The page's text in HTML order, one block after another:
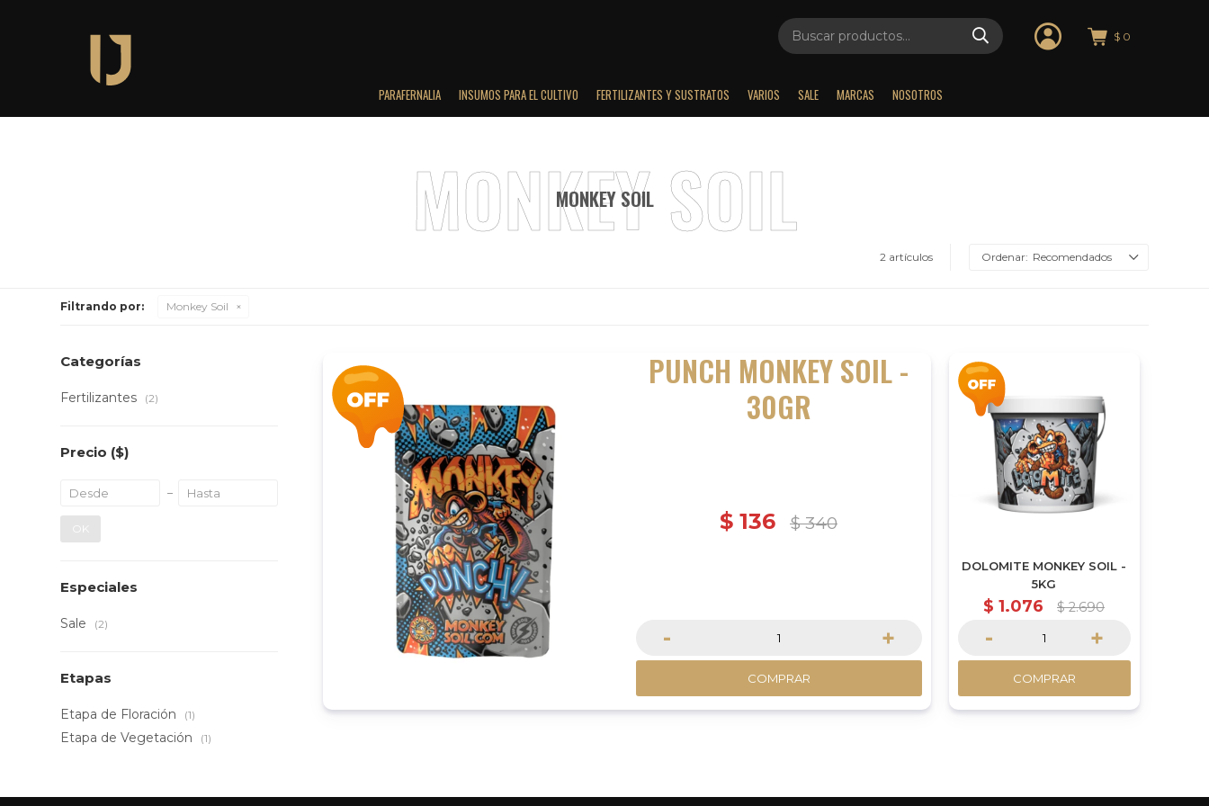
PARAFERNALIA INSUMOS PARA EL CULTIVO FERTILIZANTES Y SUSTRATOS VARIOS SALE MARCAS NOSOTROS
$ 0
MONKEY SOIL
2 artículos Recomendados
Filtrando por: Monkey Soil
PUNCH MONKEY SOIL -
30GR
$ 136 $ 340
- +
COMPRAR
DOLOMITE MONKEY SOIL -
5KG
$ 1.076 $ 2.690
- +
COMPRAR
Categorías
Fertilizantes (2)
Precio ($)
OK
Especiales
Sale (2)
Etapas
Etapa de Floración (1)
Etapa de Vegetación (1)